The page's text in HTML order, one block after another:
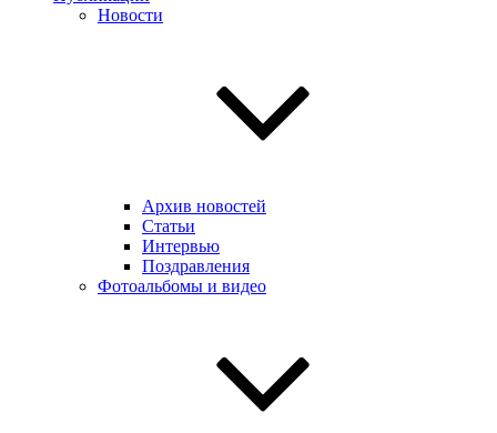
Новости
Архив новостей
Статьи
Интервью
Поздравления
Фотоальбомы и видео